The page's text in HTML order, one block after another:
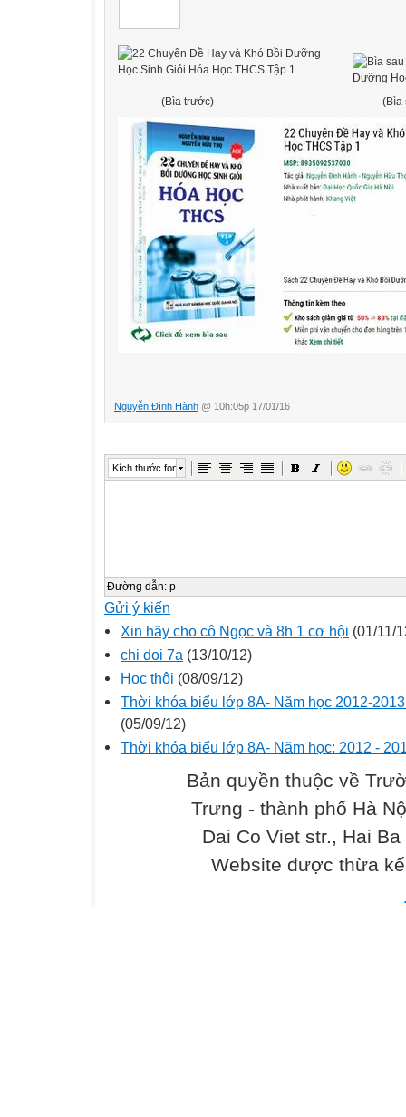
(Bìa trước) (Bìa
Nguyễn Đình Hành @ 10h:05p 17/01/16
Kích thước font
Đường dẫn: p
Gửi ý kiến
Xin hãy cho cô Ngọc và 8h 1 cơ hội (01/11/
chi doi 7a (13/10/12)
Học thôi (08/09/12)
Thời khóa biểu lớp 8A- Năm học 2012-
(05/09/12)
Thời khóa biểu lớp 8A- Năm học: 2012 -
Bản quyền thuộc về
Trưng - thành phố Hà
Dai Co Viet str., Hai
Website được thừa